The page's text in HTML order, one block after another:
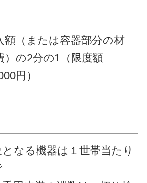
額（または容器部分の材
）の2分の1（限度額
円）
なる機器は１世帯当たり